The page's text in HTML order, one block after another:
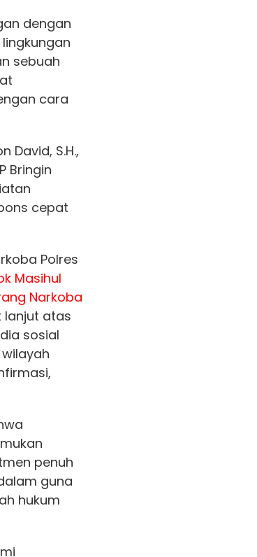
dengan
sebuah
cara
David, S.H.,
Bringin
cepat
Polres
Masihul
Narkoba
lanjut atas
sosial
penuh
guna
hukum